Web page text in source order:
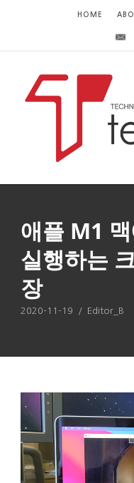
HOME
애플 M1
실행하는
장
2020-11-19 / Editor_B